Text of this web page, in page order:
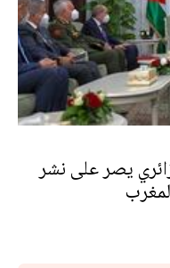
يصر على نشر